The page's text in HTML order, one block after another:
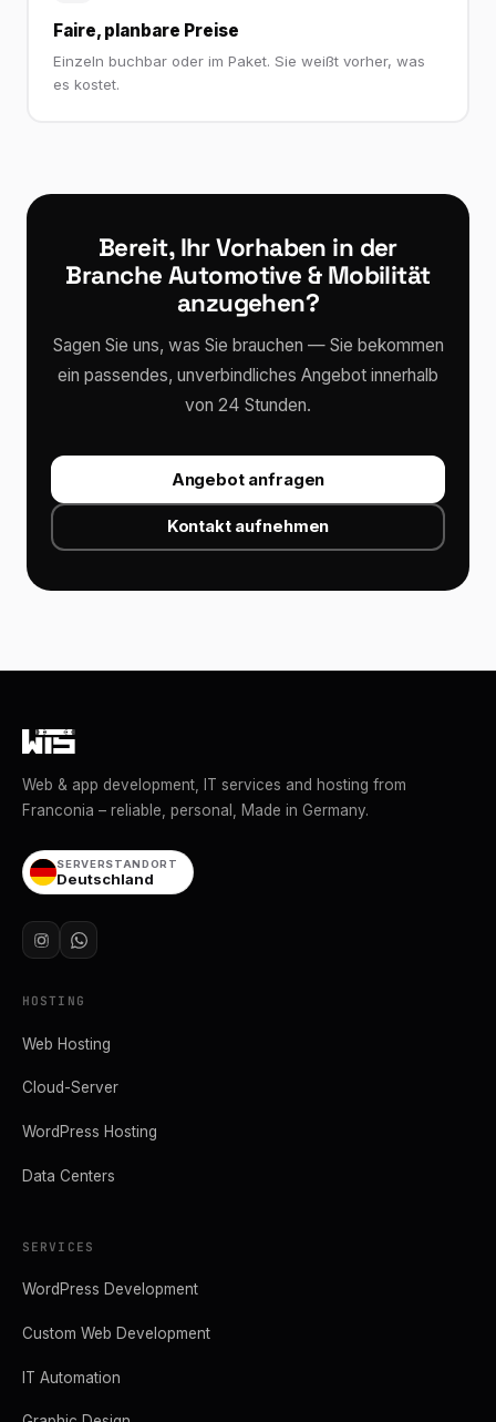
Faire, planbare Preise
Einzeln buchbar oder im Paket. Sie weißt vorher, was
es kostet.
Bereit, Ihr Vorhaben in der
Branche Automotive & Mobilität
anzugehen?
Sagen Sie uns, was Sie brauchen — Sie bekommen
ein passendes, unverbindliches Angebot innerhalb
von 24 Stunden.
Angebot anfragen
Kontakt aufnehmen
Web & app development, IT services and hosting from
Franconia – reliable, personal, Made in Germany.
SERVERSTANDORT
Deutschland
HOSTING
Web Hosting
Cloud-Server
WordPress Hosting
Data Centers
SERVICES
WordPress Development
Custom Web Development
IT Automation